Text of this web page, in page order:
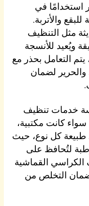
استخدامًا في
والأتربة.
مثل التنظيف
ويُعيد للأنسجة
يتم التعامل بحذر مع
والحرير لضمان
خدمات تنظيف
كانت مكتبية،
طبيعة كل نوع، حيث
لتُحافظ على
الكراسي القماشية
التخلص من